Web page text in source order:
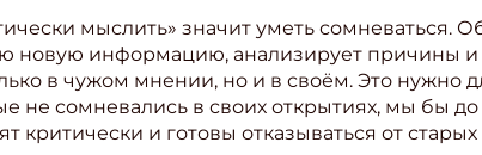
мыслить» значит уметь
новую информацию, анализирует причины и
в чужом мнении, но и в своём. Это нужно
не сомневались в своих открытиях, мы бы
критически и готовы отказываться от